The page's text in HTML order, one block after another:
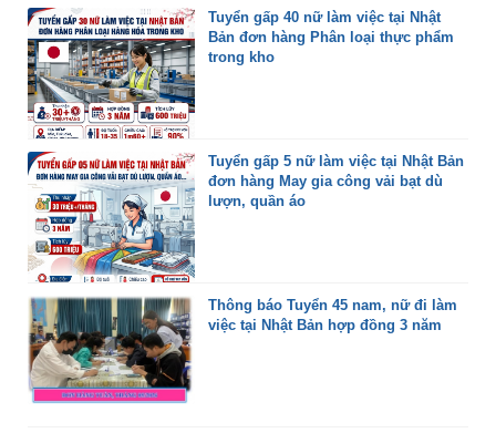
Tuyển gấp 40 nữ làm việc tại Nhật
Bản đơn hàng Phân loại thực phẩm
trong kho
Tuyển gấp 5 nữ làm việc tại Nhật Bản
đơn hàng May gia công vải bạt dù
lượn, quần áo
Thông báo Tuyển 45 nam, nữ đi làm
việc tại Nhật Bản hợp đồng 3 năm